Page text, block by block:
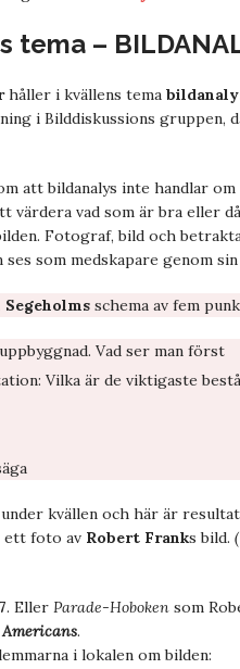
tema –
håller i kvällens tema
i Bilddiskussions gruppen,
att bildanalys inte handlar
värdera vad som är bra eller
Fotograf, bild och
som medskapare genom
Segeholms schema av fem
Vad ser man först
Vilka är de viktigaste
kvällen och här är
ett foto av Robert Franks bild.
. Eller Parade-Hoboken som
Americans.
i lokalen om bilden: